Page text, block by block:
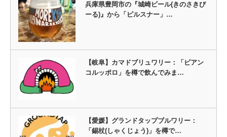
兵庫県豊岡市の『城崎ビール(きのさきび
ーる)』から「ピルスナー」…
【岐阜】カマドブリュワリー：「ビアン
コルッポロ」を樽で飲んでみま…
【愛媛】グランドタップブルワリー：
「錫杖(しゃくじょう)」を樽で…